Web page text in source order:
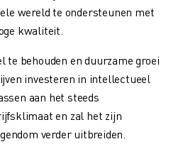
wereld te ondersteunen met
kwaliteit.
te behouden en duurzame groei
investeren in intellectueel
aan het steeds
en zal het zijn
verder uitbreiden.